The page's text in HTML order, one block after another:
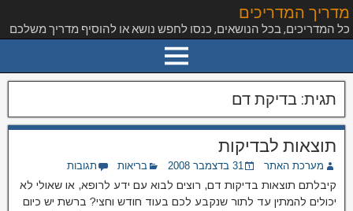
מדריך המדריכים
כל המדריכים, בכל הנושאים, כנסו לחפש נושא או להוסיף מדריך משלכם
תגית: בדיקת דם
תוצאות לבדיקות
מערכת האתר 31 בדצמבר 2008 בריאות תגובות
קיבלתם תוצאות בדיקות דם, רוצים לבוא עם ידע לרופא, או שאולי לא
יכולים להמתין עד לתור שנקבע לכם בעוד חודש וחצי? ברשת יש כיום